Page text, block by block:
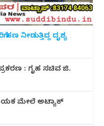
ಹಣ ನೀಡುತ್ತಿದ್ದ ದೃಶ್ಯ
: ಗೃಹ ಸಚಿವ ಜಿ.
ಮೇಲೆ ಅಟ್ಯಾಕ್